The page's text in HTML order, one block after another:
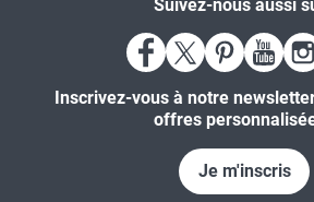
Suivez-nous aussi
Inscrivez-vous à notre
offres
Je m'inscris